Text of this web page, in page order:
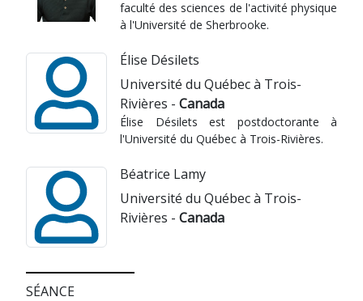
faculté des sciences de l'activité physique
à l'Université de Sherbrooke.
Élise Désilets
Université du Québec à Trois-
Rivières - Canada
Élise Désilets est postdoctorante à
l'Université du Québec à Trois-Rivières.
Béatrice Lamy
Université du Québec à Trois-
Rivières - Canada
SÉANCE